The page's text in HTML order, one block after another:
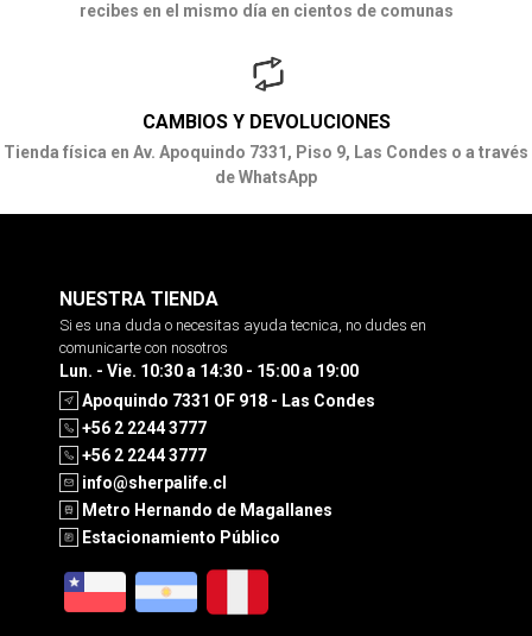
recibes en el mismo día en cientos de comunas
CAMBIOS Y DEVOLUCIONES
Tienda física en Av. Apoquindo 7331, Piso 9, Las Condes o a través
de WhatsApp
NUESTRA TIENDA
Si es una duda o necesitas ayuda tecnica, no dudes en
comunicarte con nosotros
Lun. - Vie. 10:30 a 14:30 - 15:00 a 19:00
Apoquindo 7331 OF 918 - Las Condes
+56 2 2244 3777
+56 2 2244 3777
info@sherpalife.cl
Metro Hernando de Magallanes
Estacionamiento Público